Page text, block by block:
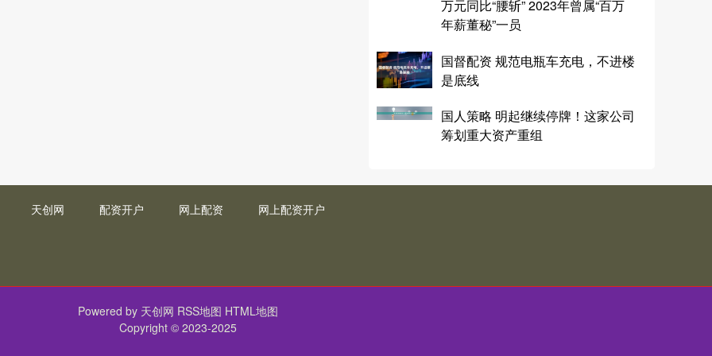
万元同比“腰斩” 2023年曾属“百万
年薪董秘”一员
国督配资 规范电瓶车充电，不进楼
是底线
国人策略 明起继续停牌！这家公司
筹划重大资产重组
天创网 配资开户 网上配资 网上配资开户
Powered by 天创网 RSS地图 HTML地图
Copyright © 2023-2025